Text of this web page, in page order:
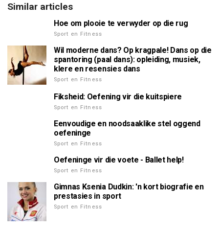
Similar articles
Hoe om plooie te verwyder op die rug
Sport en Fitness
Wil moderne dans? Op kragpale! Dans op die
spantoring (paal dans): opleiding, musiek,
klere en resensies dans
Sport en Fitness
Fiksheid: Oefening vir die kuitspiere
Sport en Fitness
Eenvoudige en noodsaaklike stel oggend
oefeninge
Sport en Fitness
Oefeninge vir die voete - Ballet help!
Sport en Fitness
Gimnas Ksenia Dudkin: 'n kort biografie en
prestasies in sport
Sport en Fitness